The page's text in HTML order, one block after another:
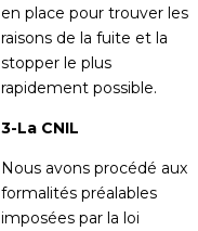
en place pour trouver les
raisons de la fuite et la
stopper le plus
rapidement possible.
3-La CNIL
Nous avons procédé aux
formalités préalables
imposées par la loi